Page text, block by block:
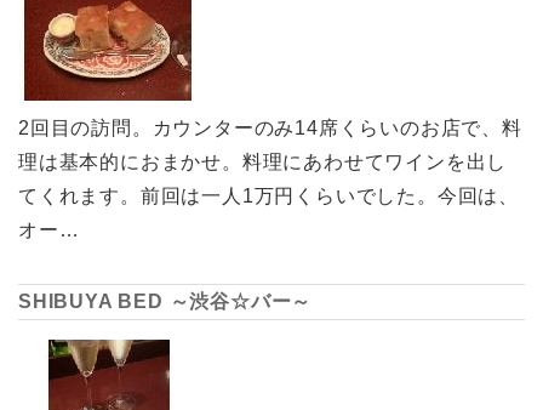
2回目の訪問。カウンターのみ14席くらいのお店で、料
理は基本的におまかせ。料理にあわせてワインを出し
てくれます。前回は一人1万円くらいでした。今回は、
オー…
SHIBUYA BED ～渋谷☆バー～